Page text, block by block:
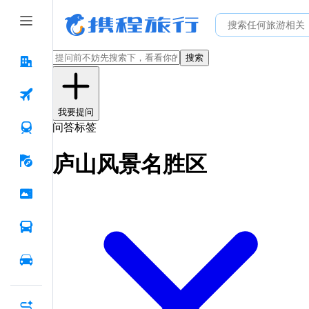
搜索
我要提问
问答标签
庐山风景名胜区